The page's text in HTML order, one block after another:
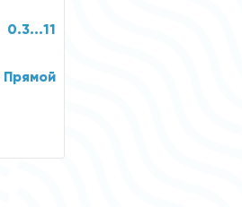
0.3...11
Прямой